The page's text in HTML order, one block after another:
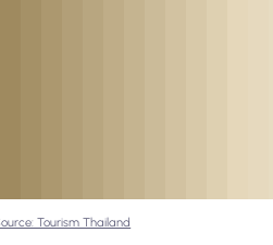
Tourism Thailand